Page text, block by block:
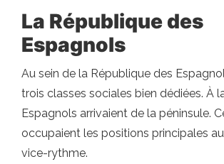
La République des
Espagnols
Au sein de la République des
trois classes sociales bien dédiées. À
Espagnols arrivaient de la péninsule.
occupaient les positions principales
vice-rythme.